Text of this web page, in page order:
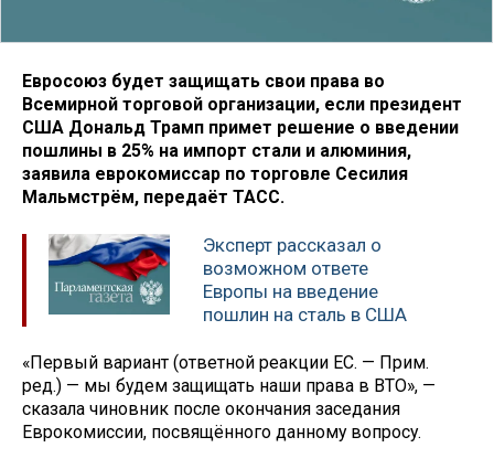
Евросоюз будет защищать свои права во
Всемирной торговой организации, если президент
США Дональд Трамп примет решение о введении
пошлины в 25% на импорт стали и алюминия,
заявила еврокомиссар по торговле Сесилия
Мальмстрём, передаёт ТАСС.
Эксперт рассказал о
возможном ответе
Европы на введение
пошлин на сталь в США
«Первый вариант (ответной реакции ЕС. — Прим.
ред.) — мы будем защищать наши права в ВТО», —
сказала чиновник после окончания заседания
Еврокомиссии, посвящённого данному вопросу.